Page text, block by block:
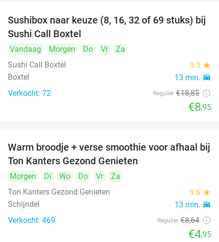
53%
Sushibox naar keuze (8, 16, 32 of 69 stuks) bij
Sushi Call Boxtel
Vandaag Morgen Do Vr
Za
Sushi Call Boxtel
9.3 star
Boxtel 13 min. directions_car
Verkocht: 72 Regulier €18,85
€8,95
43%
Warm broodje + verse smoothie voor afhaal bij
Ton Kanters Gezond Genieten
Morgen Di Wo Do Vr
Za
Ton Kanters Gezond Genieten
9.6 star
Schijndel 13 min. directions_car
Verkocht: 469 Regulier €8,64
€4,95